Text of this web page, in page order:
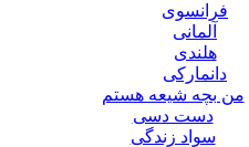
فرانسوی
آلمانی
هلندی
دانمارکی
من بچه شیعه هستم
دست دسی
سواد زندگی